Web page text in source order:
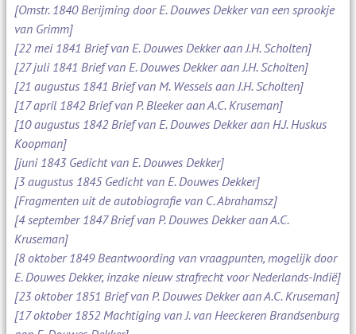
[Omstr. 1840 Berijming door E. Douwes Dekker van een sprookje
van Grimm]
[22 mei 1841 Brief van E. Douwes Dekker aan J.H. Scholten]
[27 juli 1841 Brief van E. Douwes Dekker aan J.H. Scholten]
[21 augustus 1841 Brief van M. Wessels aan J.H. Scholten]
[17 april 1842 Brief van P. Bleeker aan A.C. Kruseman]
[10 augustus 1842 Brief van E. Douwes Dekker aan H.J. Huskus
Koopman]
[juni 1843 Gedicht van E. Douwes Dekker]
[3 augustus 1845 Gedicht van E. Douwes Dekker]
[Fragmenten uit de autobiografie van C. Abrahamsz]
[4 september 1847 Brief van P. Douwes Dekker aan A.C.
Kruseman]
[8 oktober 1849 Beantwoording van vraagpunten, mogelijk door
E. Douwes Dekker, inzake nieuw strafrecht voor Nederlands-Indië]
[23 oktober 1851 Brief van P. Douwes Dekker aan A.C. Kruseman]
[17 oktober 1852 Machtiging van J. van Heeckeren Brandsenburg